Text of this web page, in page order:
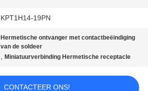
KPT1H14-19PN
Hermetische ontvanger met contactbeëindiging
van de soldeer
,Miniatuurverbinding Hermetische receptacle
CONTACTEER ONS!